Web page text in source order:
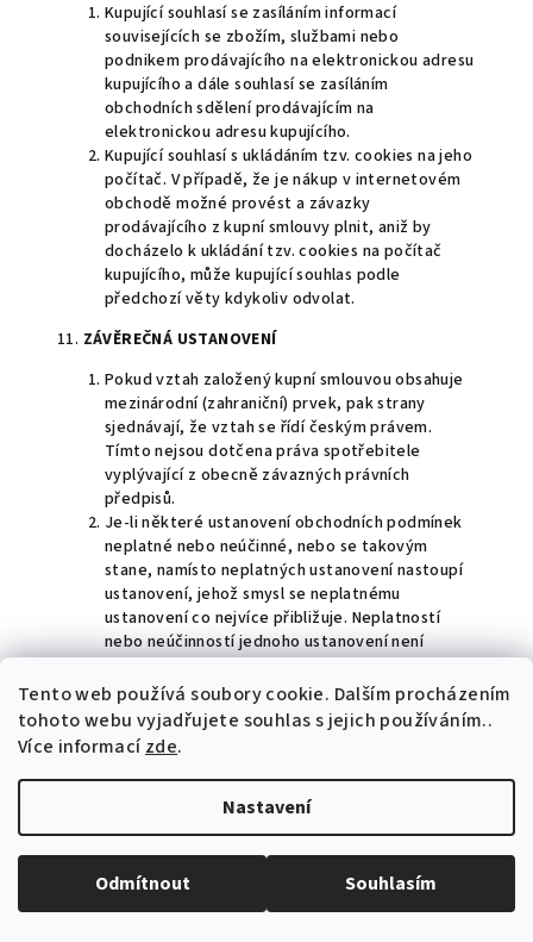
Tento web používá soubory cookie. Dalším procházením
tohoto webu vyjadřujete souhlas s jejich používáním..
Více informacízde.
Nastavení
Odmítnout Souhlasím
Kupující souhlasí se zasíláním informací
souvisejících se zbožím, službami nebo
podnikem prodávajícího na elektronickou adresu
kupujícího a dále souhlasí se zasíláním
obchodních sdělení prodávajícím na
elektronickou adresu kupujícího.
Kupující souhlasí s ukládáním tzv. cookies na jeho
počítač. V případě, že je nákup v internetovém
obchodě možné provést a závazky
prodávajícího z kupní smlouvy plnit, aniž by
docházelo k ukládání tzv. cookies na počítač
kupujícího, může kupující souhlas podle
předchozí věty kdykoliv odvolat.
11. ZÁVĚREČNÁ USTANOVENÍ
Pokud vztah založený kupní smlouvou obsahuje
mezinárodní (zahraniční) prvek, pak strany
sjednávají, že vztah se řídí českým právem.
Tímto nejsou dotčena práva spotřebitele
vyplývající z obecně závazných právních
předpisů.
Je-li některé ustanovení obchodních podmínek
neplatné nebo neúčinné, nebo se takovým
stane, namísto neplatných ustanovení nastoupí
ustanovení, jehož smysl se neplatnému
ustanovení co nejvíce přibližuje. Neplatností
nebo neúčinností jednoho ustanovení není
a doplňky kupní smlouvy či obchodních
podmínek vyžadují písemnou formu.
Kupní smlouva včetně obchodních podmínek je
archivována prodávajícím v elektronické podobě
a není přístupná.
Kontaktní údaje prodávajícího: Kosmetický
institut s.r.o., Úprkova 32/50, 500 09 Hradec
Králové a adresa elektronické poštyinfo@k-
institut.cz, telefon +420 724 660 074